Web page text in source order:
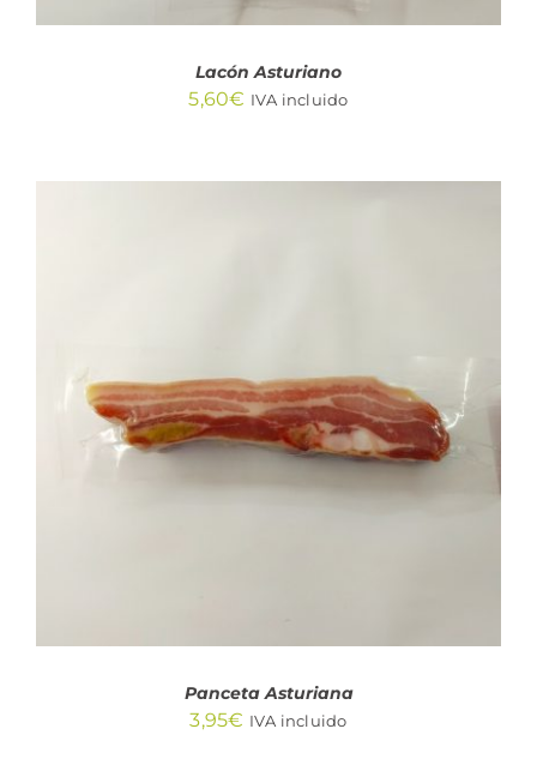
Lacón Asturiano
5,60€ IVA incluido
AÑADIR AL CARRITO
DETALLES
Panceta Asturiana
3,95€ IVA incluido